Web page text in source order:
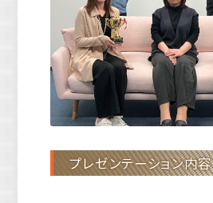
プレゼンテーション内容